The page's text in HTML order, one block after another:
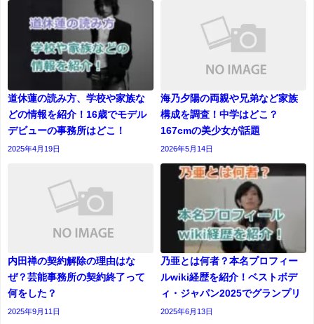
道休蓮の読み方、学校や家族な
どの情報を紹介！16歳でモデル
デビューの事務所はどこ！
2025年4月19日
海乃夕陽の両親や兄弟など家族
構成を調査！中学はどこ？
167cmの美少女が話題
2026年5月14日
内田禅の契約解除の理由はな
ぜ？芸能事務所の契約終了って
何をした？
2025年9月11日
乃亜とは何者？本名プロフィー
ルwiki経歴を紹介！ベストボデ
ィ・ジャパン2025でグランプリ
2025年6月13日